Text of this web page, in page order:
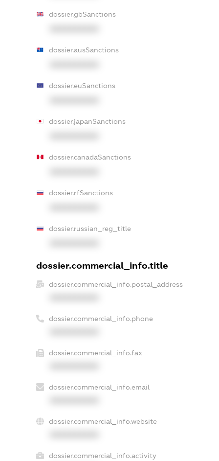
dossier.gbSanctions
dossier.ausSanctions
dossier.euSanctions
dossier.japanSanctions
dossier.canadaSanctions
dossier.rfSanctions
dossier.russian_reg_title
dossier.commercial_info.title
dossier.commercial_info.postal_address
dossier.commercial_info.phone
dossier.commercial_info.fax
dossier.commercial_info.email
dossier.commercial_info.website
dossier.commercial_info.activity